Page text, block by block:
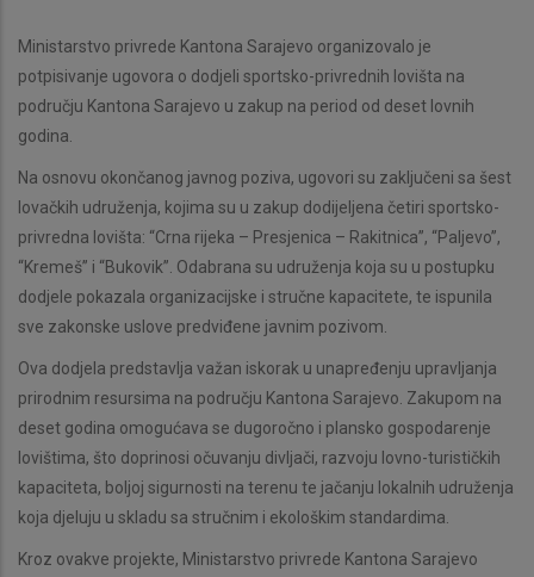
Ministarstvo privrede Kantona Sarajevo organizovalo je
potpisivanje ugovora o dodjeli sportsko-privrednih lovišta na
području Kantona Sarajevo u zakup na period od deset lovnih
godina.
Na osnovu okončanog javnog poziva, ugovori su zaključeni sa šest
lovačkih udruženja, kojima su u zakup dodijeljena četiri sportsko-
privredna lovišta: “Crna rijeka – Presjenica – Rakitnica”, “Paljevo”,
“Kremeš” i “Bukovik”. Odabrana su udruženja koja su u postupku
dodjele pokazala organizacijske i stručne kapacitete, te ispunila
sve zakonske uslove predviđene javnim pozivom.
Ova dodjela predstavlja važan iskorak u unapređenju upravljanja
prirodnim resursima na području Kantona Sarajevo. Zakupom na
deset godina omogućava se dugoročno i plansko gospodarenje
lovištima, što doprinosi očuvanju divljači, razvoju lovno-turističkih
kapaciteta, boljoj sigurnosti na terenu te jačanju lokalnih udruženja
koja djeluju u skladu sa stručnim i ekološkim standardima.
Kroz ovakve projekte, Ministarstvo privrede Kantona Sarajevo